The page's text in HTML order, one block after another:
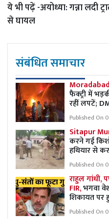
ये भी पढ़ें -अयोध्या: गन्ना लदी
से घायल
संबंधित समाचार
फैक्ट्री में
रहीं लपटें;
Published On
Sitapur
करने गई
हथियार से
Published On
राहुल गांधी,
FIR,भगवा
शिकायत पर
Published On